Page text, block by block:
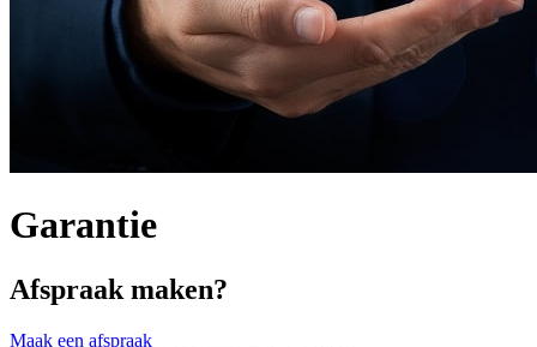
Garantie
Afspraak maken?
Maak een afspraak